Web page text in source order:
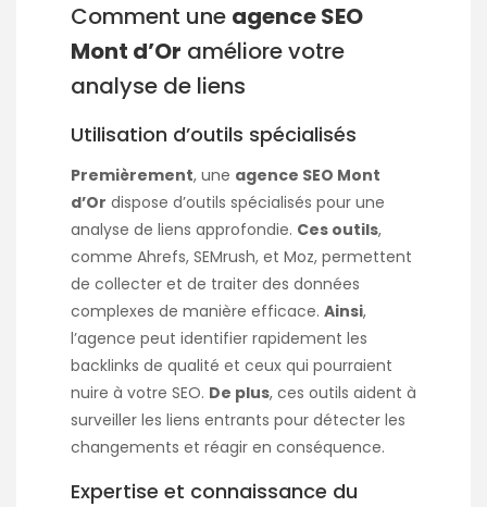
Comment une agence SEO
Mont d’Or améliore votre
analyse de liens
Utilisation d’outils spécialisés
Premièrement, une agence SEO Mont
d’Or dispose d’outils spécialisés pour une
analyse de liens approfondie. Ces outils,
comme Ahrefs, SEMrush, et Moz, permettent
de collecter et de traiter des données
complexes de manière efficace. Ainsi,
l’agence peut identifier rapidement les
backlinks de qualité et ceux qui pourraient
nuire à votre SEO. De plus, ces outils aident à
surveiller les liens entrants pour détecter les
changements et réagir en conséquence.
Expertise et connaissance du